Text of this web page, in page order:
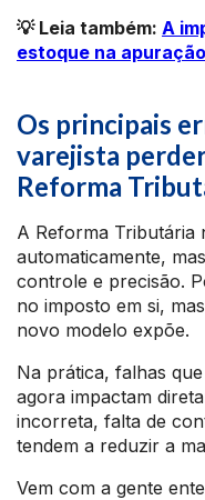
💡 Leia também: A
estoque na
Os principais
varejista
Reforma
A Reforma Tributária
automaticamente,
controle e precisão.
no imposto em si,
novo modelo expõe.
Na prática, falhas
agora impactam
incorreta, falta de
tendem a reduzir a
Vem com a gente